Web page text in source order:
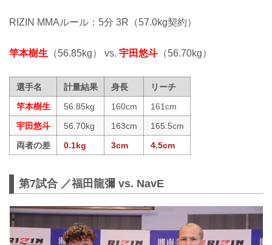
RIZIN MMAルール：5分 3R（57.0kg契約）
竿本樹生 （56.85kg） vs. 宇田悠斗 （56.70kg）
選手名 計量結果 身長
リーチ
竿本樹生
56.85kg 160cm
161cm
宇田悠斗
56.70kg 163cm
165.5cm
両者の差
0.1kg 3cm 4.5cm
第7試合 ／福田龍彌 vs. NavE